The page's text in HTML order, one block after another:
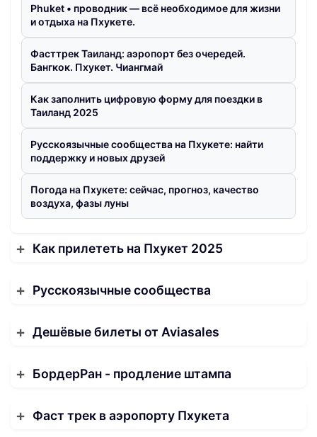
Phuket • проводник — всё необходимое для жизни
и отдыха на Пхукете.
Фасттрек Таиланд: аэропорт без очередей.
Бангкок. Пхукет. Чиангмай
Как заполнить цифровую форму для поездки в
Таиланд 2025
Русскоязычные сообщества на Пхукете: найти
поддержку и новых друзей
Погода на Пхукете: сейчас, прогноз, качество
воздуха, фазы луны
Как прилететь на Пхукет 2025
Русскоязычные сообщества
Дешёвые билеты от Aviasales
БордерРан - продление штампа
Фаст трек в аэропорту Пхукета